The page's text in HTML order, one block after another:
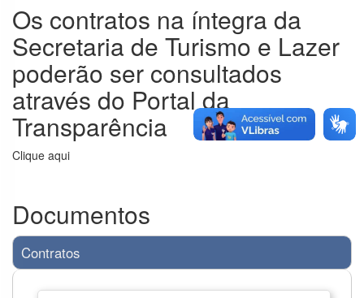
Contratos
Servidores
Perguntas
Frequentes
Serviço de
Informação ao
Cidadão
Sobre a LAI
Informações
Classificadas
Os contratos na íntegra da
Secretaria de Turismo e Lazer
poderão ser consultados
através do Portal da
Transparência
Clique aqui
Documentos
Contratos